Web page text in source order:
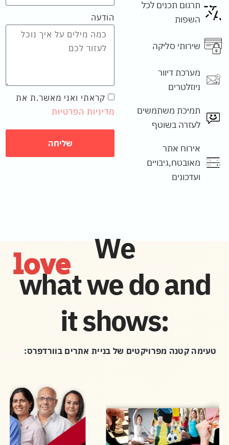
תרגום תכנים לכל
השפות
שירותי סליקה
מערכת דיוור
ניוזלטרים
תמיכת משתמשים
לעזרה בשוטף
אירוח אתר
מאובטח,גיבויים
ועדכונים
הודעה
קראתי ואני מאשר.ת את
מדיניות הפרטיות
שליחה
We
love
what we do and
it shows:
טעימה קטנה מפרויקטים של בניית אתרים בוורדפרס: